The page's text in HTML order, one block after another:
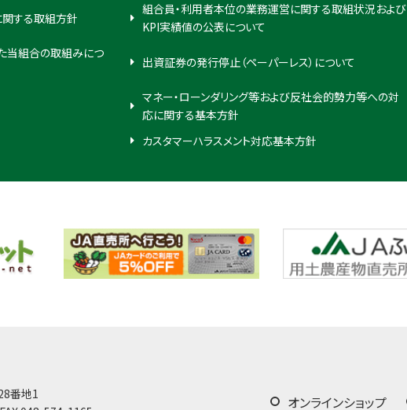
する取組方針
組合員・利用者本位の業務運営に関する取組状況および
KPI実績値の公表について
当組合の取組みにつ
出資証券の発行停止（ペーパーレス）について
マネー・ローンダリング等および反社会的勢力等への対
応に関する基本方針
カスタマーハラスメント対応基本方針
番地1
オンラインショップ